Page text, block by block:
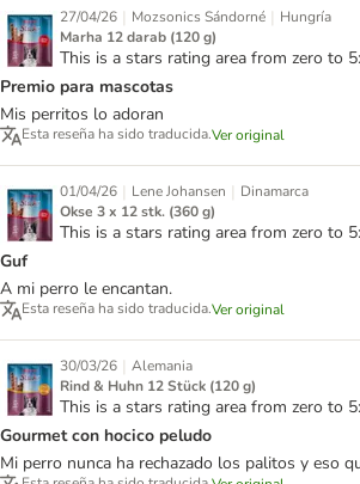
27/04/26 | Mozsonics Sándorné | Hungría
Marha 12 darab (120 g)
This is a stars rating area from zero to
Premio para mascotas
Mis perritos lo adoran
Esta reseña ha sido traducida.Ver original
01/04/26 | Lene Johansen | Dinamarca
Okse 3 x 12 stk. (360 g)
This is a stars rating area from zero to
Guf
A mi perro le encantan.
Esta reseña ha sido traducida.Ver original
30/03/26 | Alemania
Rind & Huhn 12 Stück (120 g)
This is a stars rating area from zero to
Gourmet con hocico peludo
Mi perro nunca ha rechazado los palitos y eso